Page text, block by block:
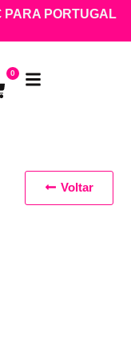
PARA PORTUGAL
0
Voltar